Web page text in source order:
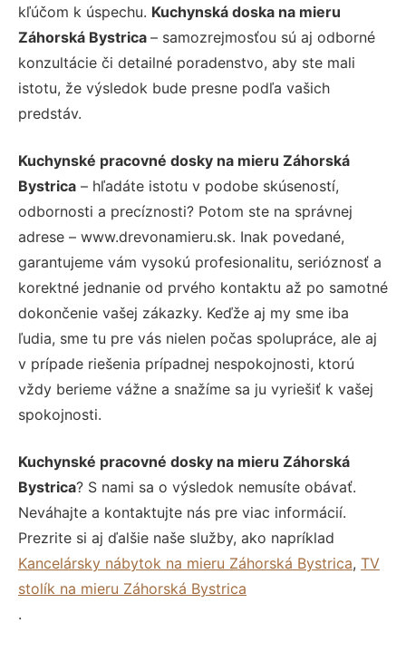
kľúčom k úspechu. Kuchynská doska na mieru
Záhorská Bystrica – samozrejmosťou sú aj odborné
konzultácie či detailné poradenstvo, aby ste mali
istotu, že výsledok bude presne podľa vašich
predstáv.
Kuchynské pracovné dosky na mieru Záhorská
Bystrica – hľadáte istotu v podobe skúseností,
odbornosti a precíznosti? Potom ste na správnej
adrese – www.drevonamieru.sk. Inak povedané,
garantujeme vám vysokú profesionalitu, serióznosť a
korektné jednanie od prvého kontaktu až po samotné
dokončenie vašej zákazky. Keďže aj my sme iba
ľudia, sme tu pre vás nielen počas spolupráce, ale aj
v prípade riešenia prípadnej nespokojnosti, ktorú
vždy berieme vážne a snažíme sa ju vyriešiť k vašej
spokojnosti.
Kuchynské pracovné dosky na mieru Záhorská
Bystrica? S nami sa o výsledok nemusíte obávať.
Neváhajte a kontaktujte nás pre viac informácií.
Prezrite si aj ďalšie naše služby, ako napríklad
Kancelársky nábytok na mieru Záhorská Bystrica, TV
stolík na mieru Záhorská Bystrica
.